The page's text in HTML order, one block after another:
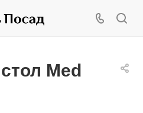
Med